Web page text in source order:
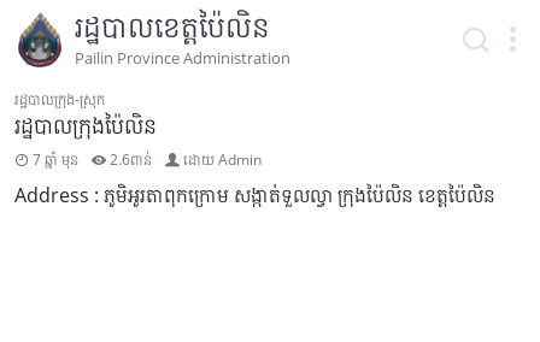
រដ្ឋបាលខេត្តប៉ៃលិន
Pailin Province Administration
រដ្ឋបាលក្រុង-ស្រុក
រដ្ឋបាលក្រុងប៉ៃលិន
7 ឆ្នាំ មុន 2.6ពាន់ ដោយAdmin
Address : ភូមិអូរតាពុកក្រោម សង្កាត់ទួលល្វា ក្រុងប៉ៃលិន ខេត្តប៉ៃលិន